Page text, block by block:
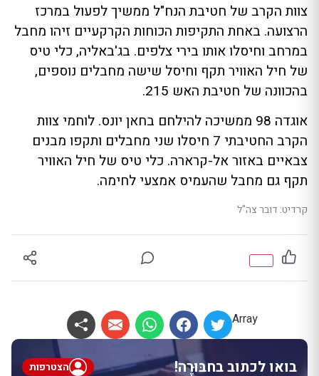
צוות הקרב של חטיבת הנח"ל ממשיך לפעול במרכז
הרצועה. באחת התקיפות הכוחות הקרקעיים זיהו מחבל
במרחב וחיסלו אותו בירי צלפים. בג'באליה, כלי טיס
של חיל האוויר תקף וחיסל שישה מחבלים נוספים,
בהכוונה של חטיבת האש 215.
אוגדה 98 ממשיכה להילחם בחאן יונס. לוחמי צוות
הקרב החטיבתי 7 חיסלו שני מחבלים ותקפו מבנים
צבאיים באזור אל-קרארה. כלי טיס של חיל האוויר
תקף גם מחבל שהעמיס אמצעי לחימה.
קרדיט: דובר צה"ל
Array
בואו לכתוב בחבּוּרֶה! הצטרפות